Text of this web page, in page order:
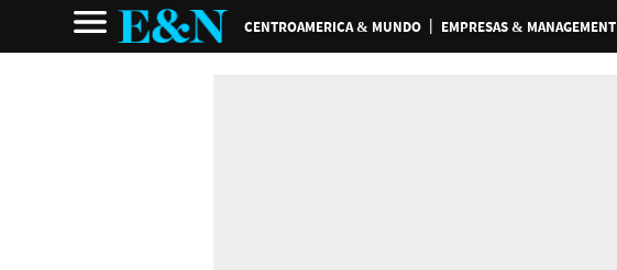
CENTROAMERICA & MUNDO EMPRESAS & MANAGEMENT